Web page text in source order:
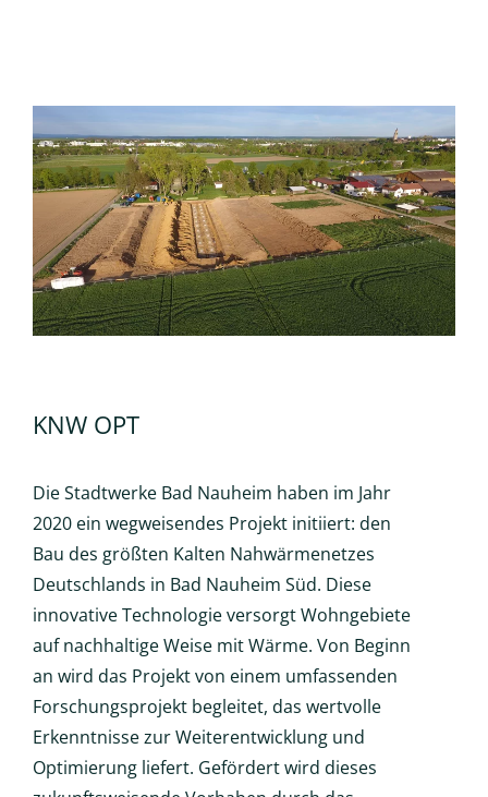
KNW OPT
Die Stadtwerke Bad Nauheim haben im Jahr
2020 ein wegweisendes Projekt initiiert: den
Bau des größten Kalten Nahwärmenetzes
Deutschlands in Bad Nauheim Süd. Diese
innovative Technologie versorgt Wohngebiete
auf nachhaltige Weise mit Wärme. Von Beginn
an wird das Projekt von einem umfassenden
Forschungsprojekt begleitet, das wertvolle
Erkenntnisse zur Weiterentwicklung und
Optimierung liefert. Gefördert wird dieses